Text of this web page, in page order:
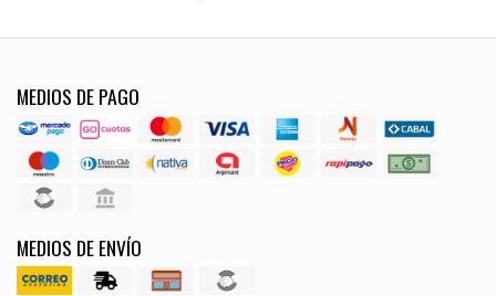
MEDIOS DE PAGO
MEDIOS DE ENVÍO